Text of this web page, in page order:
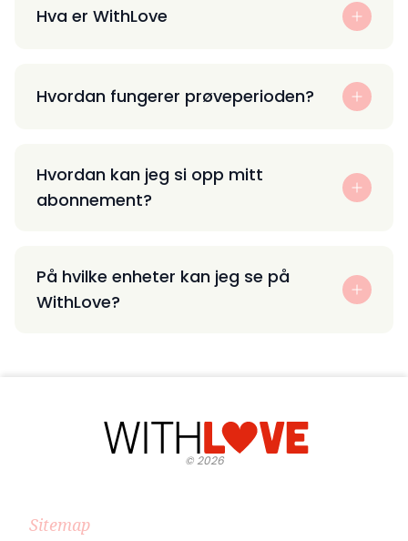
Hva er WithLove
Hvordan fungerer prøveperioden?
Hvordan kan jeg si opp mitt
abonnement?
På hvilke enheter kan jeg se på
WithLove?
©2026
Sitemap